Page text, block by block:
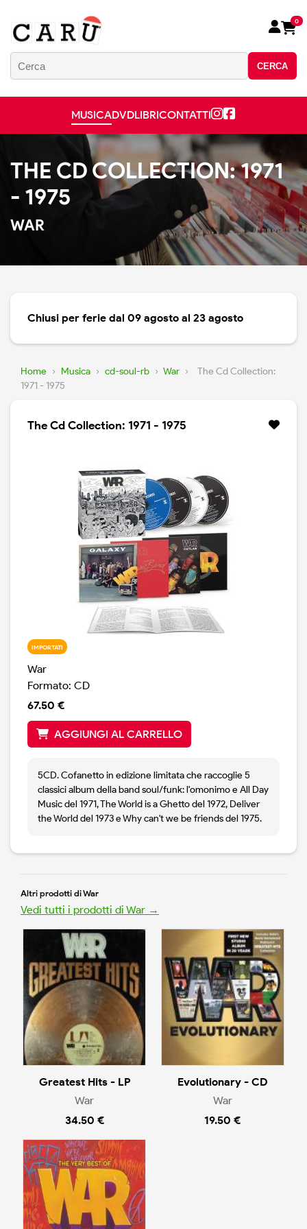
CERCA
0
MUSICADVDLIBRICONTATTI
THE CD COLLECTION: 1971
- 1975
WAR
Chiusi per ferie dal 09 agosto al 23 agosto
Home › Musica › cd-soul-rb › War ›
The Cd Collection:
1971 - 1975
The Cd Collection: 1971 - 1975
IMPORTATI
War
Formato: CD
67.50 €
AGGIUNGI AL CARRELLO
5CD. Cofanetto in edizione limitata che raccoglie 5
classici album della band soul/funk: l'omonimo e All Day
Music del 1971, The World is a Ghetto del 1972, Deliver
the World del 1973 e Why can't we be friends del 1975.
Altri prodotti di War
Vedi tutti i prodotti di War →
Greatest Hits - LP
War
34.50 €
Evolutionary - CD
War
19.50 €